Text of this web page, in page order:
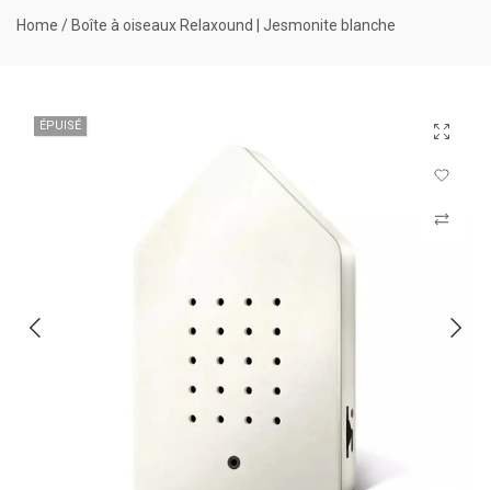
Home / Boîte à oiseaux Relaxound | Jesmonite blanche
ÉPUISÉ Cliquez
Comparer